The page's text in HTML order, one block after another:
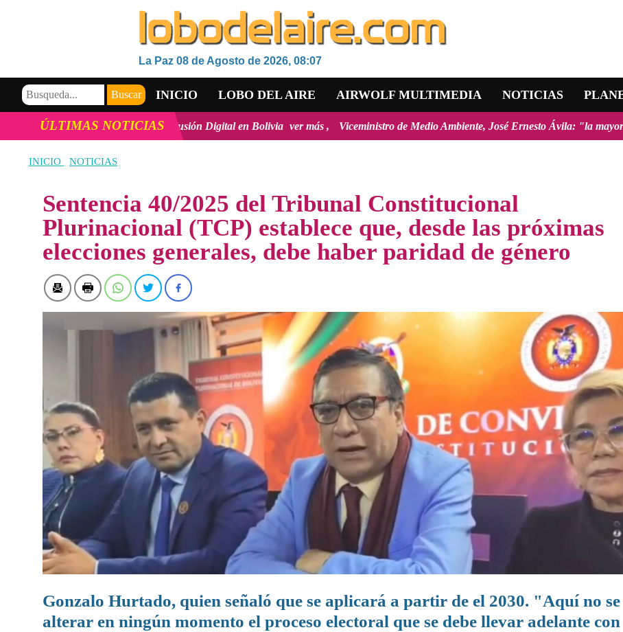
La Paz 08 de Agosto de 2026, 08:07
INICIO LOBO DEL AIRE AIRWOLF MULTIMEDIA NOTICIAS
VIDEOS
ÚLTIMAS NOTICIAS
y la inclusión Digital en Bolivia ver más Viceministro de Medio Ambiente, José Ernesto Ávila: "la mayoría de los
INICIO NOTICIAS
Sentencia 40/2025 del Tribunal Constitucional
Plurinacional (TCP) establece que, desde las próximas
elecciones generales, debe haber paridad de género
Gonzalo Hurtado, quien señaló que se aplicará a partir de el 2030. "Aquí no se
alterar en ningún momento el proceso electoral que se debe llevar adelante con